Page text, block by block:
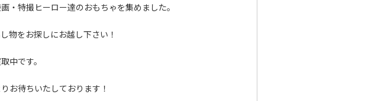
・特撮ヒーロー達のおもちゃを集めました。
物をお探しにお越し下さい！
中です。
お待ちいたしております！